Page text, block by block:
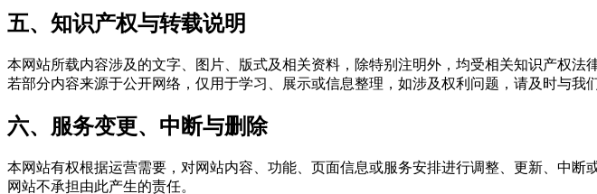
五、知识产权与转载说明
本网站所载内容涉及的文字、图片、版式及相关资料，除特别注明外，均受相关知识产权
若部分内容来源于公开网络，仅用于学习、展示或信息整理，如涉及权利问题，请及时与我
六、服务变更、中断与删除
本网站有权根据运营需要，对网站内容、功能、页面信息或服务安排进行调整、更新、中
网站不承担由此产生的责任。